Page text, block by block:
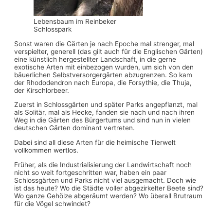
Lebensbaum im Reinbeker
Schlosspark
Sonst waren die Gärten je nach Epoche mal strenger, mal
verspielter, generell (das gilt auch für die Englischen Gärten)
eine künstlich hergestellter Landschaft, in die gerne
exotische Arten mit einbezogen wurden, um sich von den
bäuerlichen Selbstversorgergärten abzugrenzen. So kam
der Rhododendron nach Europa, die Forsythie, die Thuja,
der Kirschlorbeer.
Zuerst in Schlossgärten und später Parks angepflanzt, mal
als Solitär, mal als Hecke, fanden sie nach und nach ihren
Weg in die Gärten des Bürgertums und sind nun in vielen
deutschen Gärten dominant vertreten.
Dabei sind all diese Arten für die heimische Tierwelt
vollkommen wertlos.
Früher, als die Industrialisierung der Landwirtschaft noch
nicht so weit fortgeschritten war, haben ein paar
Schlossgärten und Parks nicht viel ausgemacht. Doch wie
ist das heute? Wo die Städte voller abgezirkelter Beete sind?
Wo ganze Gehölze abgeräumt werden? Wo überall Brutraum
für die Vögel schwindet?